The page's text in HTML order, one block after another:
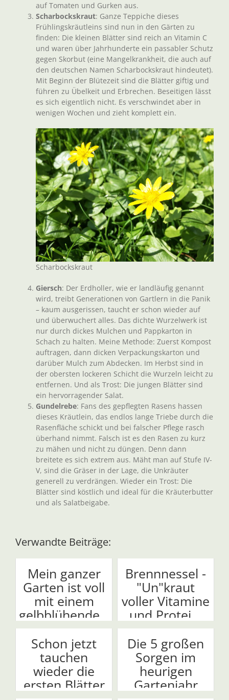
auf Tomaten und Gurken aus.
Scharbockskraut: Ganze Teppiche dieses
Frühlingskräutleins sind nun in den Gärten zu
finden: Die kleinen Blätter sind reich an Vitamin C
und waren über Jahrhunderte ein passabler Schutz
gegen Skorbut (eine Mangelkrankheit, die auch auf
den deutschen Namen Scharbockskraut hindeutet).
Mit Beginn der Blütezeit sind die Blätter giftig und
führen zu Übelkeit und Erbrechen. Beseitigen lässt
es sich eigentlich nicht. Es verschwindet aber in
wenigen Wochen und zieht komplett ein.
Scharbockskraut
Giersch: Der Erdholler, wie er landläufig genannt
wird, treibt Generationen von Gartlern in die Panik
– kaum ausgerissen, taucht er schon wieder auf
und überwuchert alles. Das dichte Wurzelwerk ist
nur durch dickes Mulchen und Pappkarton in
Schach zu halten. Meine Methode: Zuerst Kompost
auftragen, dann dicken Verpackungskarton und
darüber Mulch zum Abdecken. Im Herbst sind in
der obersten lockeren Schicht die Wurzeln leicht zu
entfernen. Und als Trost: Die jungen Blätter sind
ein hervorragender Salat.
Gundelrebe: Fans des gepflegten Rasens hassen
dieses Kräutlein, das endlos lange Triebe durch die
Rasenfläche schickt und bei falscher Pflege rasch
überhand nimmt. Falsch ist es den Rasen zu kurz
zu mähen und nicht zu düngen. Denn dann
breitete es sich extrem aus. Mäht man auf Stufe IV-
V, sind die Gräser in der Lage, die Unkräuter
generell zu verdrängen. Wieder ein Trost: Die
Blätter sind köstlich und ideal für die Kräuterbutter
und als Salatbeigabe.
Verwandte Beiträge:
Mein ganzer
Garten ist voll
mit einem
gelbblühende...
Brennnessel -
"Un"kraut
voller Vitamine
und Protei...
Schon jetzt
tauchen
wieder die
ersten Blätter
Die 5 großen
Sorgen im
heurigen
Gartenjahr